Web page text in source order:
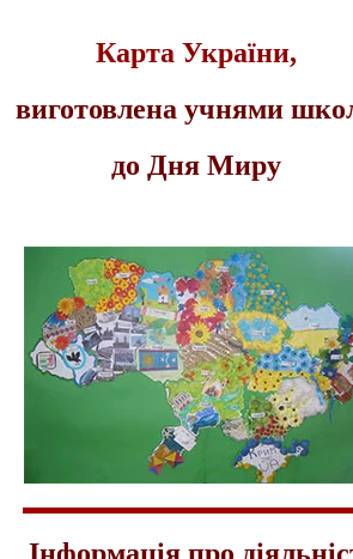
Карта України,
виготовлена учнями
до Дня Миру